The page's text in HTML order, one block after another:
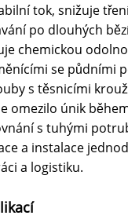
tok, snižuje
po dlouhých
chemickou
se půdními
s těsnicími
omezilo únik
s tuhými
a instalace
a logistiku.